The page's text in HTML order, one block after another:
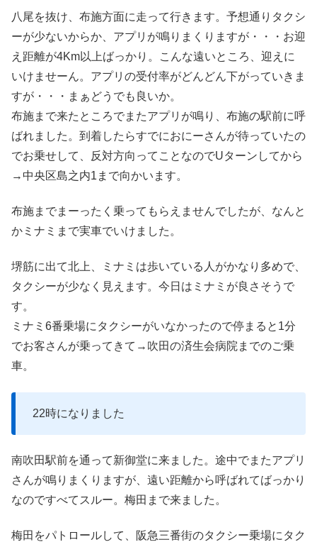
八尾を抜け、布施方面に走って行きます。予想通りタクシ
ーが少ないからか、アプリが鳴りまくりますが・・・お迎
え距離が4Km以上ばっかり。こんな遠いところ、迎えに
いけませーん。アプリの受付率がどんどん下がっていきま
すが・・・まぁどうでも良いか。
布施まで来たところでまたアプリが鳴り、布施の駅前に呼
ばれました。到着したらすでにおにーさんが待っていたの
でお乗せして、反対方向ってことなのでUターンしてから
→中央区島之内1まで向かいます。
布施までまーったく乗ってもらえませんでしたが、なんと
かミナミまで実車でいけました。
堺筋に出て北上、ミナミは歩いている人がかなり多めで、
タクシーが少なく見えます。今日はミナミが良さそうで
す。
ミナミ6番乗場にタクシーがいなかったので停まると1分
でお客さんが乗ってきて→吹田の済生会病院までのご乗
車。
22時になりました
南吹田駅前を通って新御堂に来ました。途中でまたアプリ
さんが鳴りまくりますが、遠い距離から呼ばれてばっかり
なのですべてスルー。梅田まで来ました。
梅田をパトロールして、阪急三番街のタクシー乗場にタク